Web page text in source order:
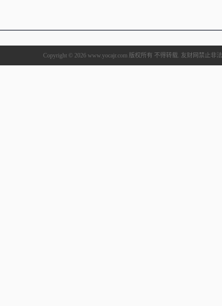
Copyright © 2026 www.yocajr.com 版权所有 不得转载. 友财网禁止非